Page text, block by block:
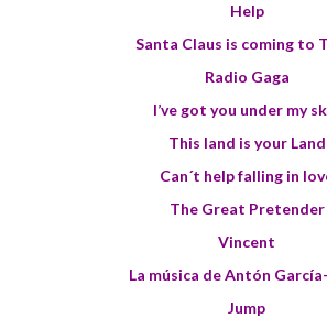
Help
Santa Claus is coming to
Radio Gaga
I’ve got you under my
This land is your Land
Can´t help falling in
The Great Pretender
Vincent
La música de Antón
Jump